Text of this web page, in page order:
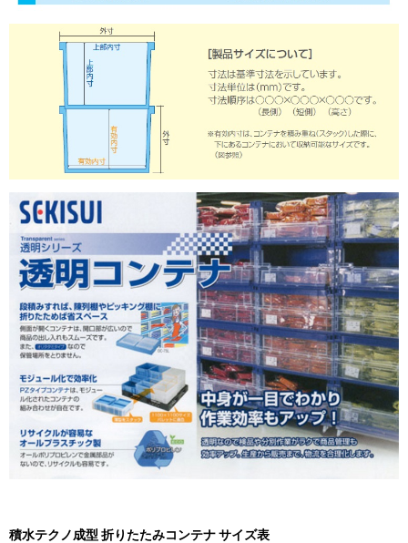
積水テクノ成型 折りたたみコンテナ サイズ表